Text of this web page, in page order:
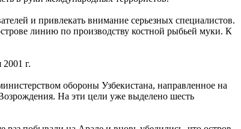
и привлекать внимание серьезных специалистов.
линию по производству костной рыбьей муки. К
г.
обороны Узбекистана, направленное на
На эти цели уже выделено шесть